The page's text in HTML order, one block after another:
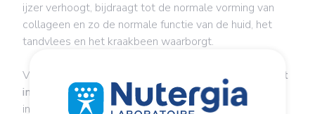
ijzer verhoogt, bijdraagt tot de normale vorming van
collageen en zo de normale functie van de huid, het
tandvlees en het kraakbeen waarborgt.
Vitamine C handhaaft ook de
normale werking van het
immuunsysteem tijdens en na een intensieve fysieke
inspanning*.